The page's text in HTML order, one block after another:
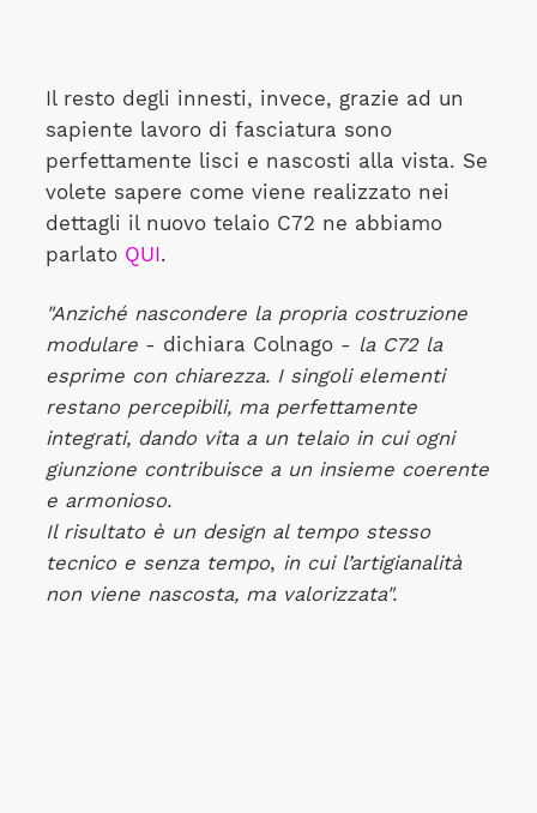
Il resto degli innesti, invece, grazie ad un
sapiente lavoro di fasciatura sono
perfettamente lisci e nascosti alla vista. Se
volete sapere come viene realizzato nei
dettagli il nuovo telaio C72 ne abbiamo
parlato QUI .
"Anziché nascondere la propria costruzione
modulare - dichiara Colnago - la C72 la
esprime con chiarezza. I singoli elementi
restano percepibili, ma perfettamente
integrati, dando vita a un telaio in cui ogni
giunzione contribuisce a un insieme coerente
e armonioso.
Il risultato è un design al tempo stesso
tecnico e senza tempo, in cui l’artigianalità
non viene nascosta, ma valorizzata".